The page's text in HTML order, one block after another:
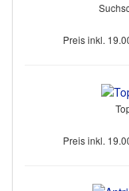
Preis inkl.
Preis inkl.